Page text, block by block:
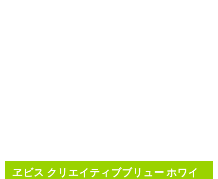
ヱビス クリエイティブブリュー ホワイ